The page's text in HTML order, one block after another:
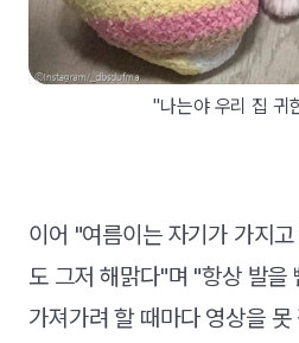
"나는야 우리 집 귀
이어 "여름이는 자기가 가지
도 그저 해맑다"며 "항상 발을
가져가려 할 때마다 영상을